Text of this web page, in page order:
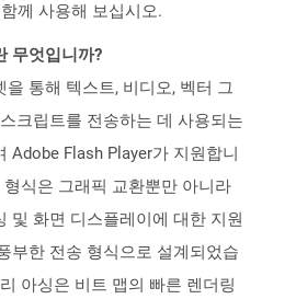
께 사용해 보십시오.
무엇입니까?
을 통해 텍스트, 비디오, 벡터 그
크립트를 전송하는 데 사용되는
Adobe Flash Player가 지원합니
형식은 그래픽 교환뿐만 아니라
및 화면 디스플레이에 대한 지원
부한 전송 형식으로 설계되었습
아싱은 비트 맵의 ​​빠른 렌더링